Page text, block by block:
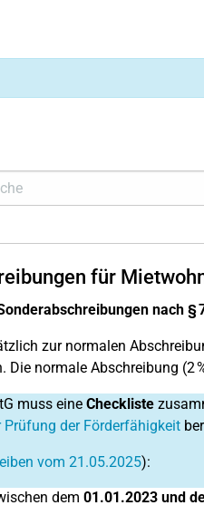
für
nach §
zur normalen
normale Abschreibung (2
muss eine Checkliste
Prüfung der Förderfähigkeit
vom 21.05.2025):
dem 01.01.2023 und